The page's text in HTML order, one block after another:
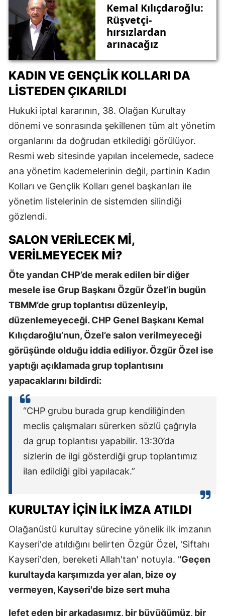
Kemal Kılıçdaroğlu:
Rüşvetçi-
hırsızlardan
arınacağız
KADIN VE GENÇLIK KOLLARI DA
LISTEDEN ÇIKARILDI
Hukuki iptal kararının, 38. Olağan Kurultay
dönemi ve sonrasında şekillenen tüm alt yönetim
organlarını da doğrudan etkilediği görülüyor.
Resmi web sitesinde yapılan incelemede, sadece
ana yönetim kademelerinin değil, partinin Kadın
Kolları ve Gençlik Kolları genel başkanları ile
yönetim listelerinin de sistemden silindiği
gözlendi.
SALON VERILECEK MI,
VERILMEYECEK MI?
Öte yandan CHP’de merak edilen bir diğer
mesele ise Grup Başkanı Özgür Özel’in bugün
TBMM’de grup toplantısı düzenleyip,
düzenlemeyeceği. CHP Genel Başkanı Kemal
Kılıçdaroğlu’nun, Özel’e salon verilmeyeceği
görüşünde olduğu iddia ediliyor. Özgür Özel ise
yaptığı açıklamada grup toplantısını
yapacaklarını bildirdi:
“CHP grubu burada grup kendiliğinden
meclis çalışmaları sürerken sözlü çağrıyla
da grup toplantısı yapabilir. 13:30’da
sizlerin de ilgi gösterdiği grup toplantımız
ilan edildiği gibi yapılacak.”
KURULTAY IÇIN ILK IMZA ATILDI
Olağanüstü kurultay sürecine yönelik ilk imzanın
Kayseri'de atıldığını belirten Özgür Özel, 'Siftahı
Kayseri'den, bereketi Allah'tan' notuyla. "Geçen
kurultayda karşımızda yer alan, bize oy
vermeyen, Kayseri'de bize sert muha
lefet eden bir arkadaşımız, bir büyüğümüz, bir